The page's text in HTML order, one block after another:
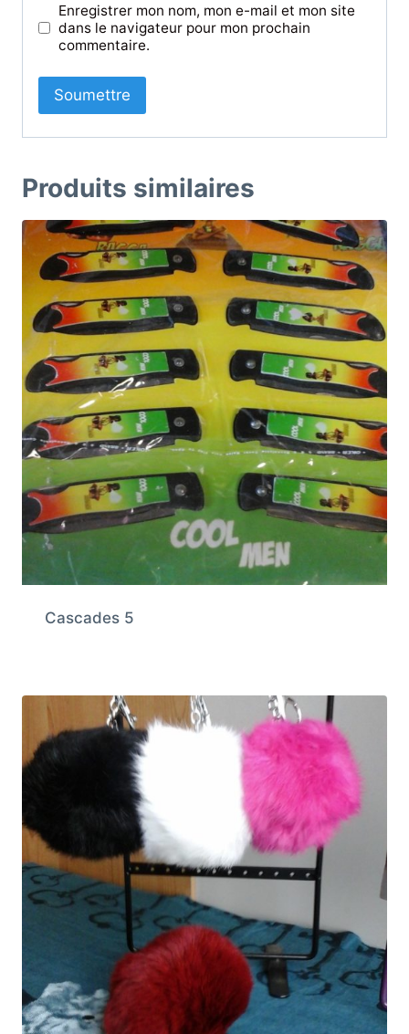
Enregistrer mon nom, mon e-mail et mon site
dans le navigateur pour mon prochain
commentaire.
Produits similaires
Cascades 5